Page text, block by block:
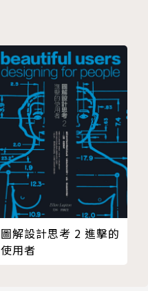
圖解設計思考 2 進擊的
使用者